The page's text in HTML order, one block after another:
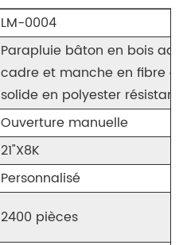
LM-0004
Parapluie bâton en bois
cadre et manche en fibre
solide en polyester résistant
Ouverture manuelle
21"X8K
Personnalisé
2400 pièces